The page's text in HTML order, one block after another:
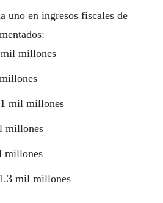
uno en ingresos fiscales de
millones
mil millones
millones
millones
mil millones